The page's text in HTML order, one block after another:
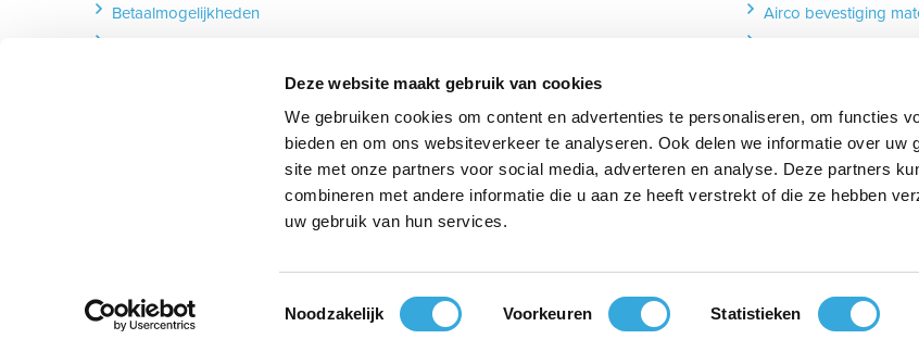
Deze website maakt gebruik van cookies
We gebruiken cookies om content en advertenties te personaliseren, om functies
bieden en om ons websiteverkeer te analyseren. Ook delen we informatie over uw
site met onze partners voor social media, adverteren en analyse. Deze partners
combineren met andere informatie die u aan ze heeft verstrekt of die ze hebben
uw gebruik van hun services.
Toestemmingsselectie
Noodzakelijk Voorkeuren Statistieken
Betaalmogelijkheden
Airco bevestiging
Dakdoorvoer